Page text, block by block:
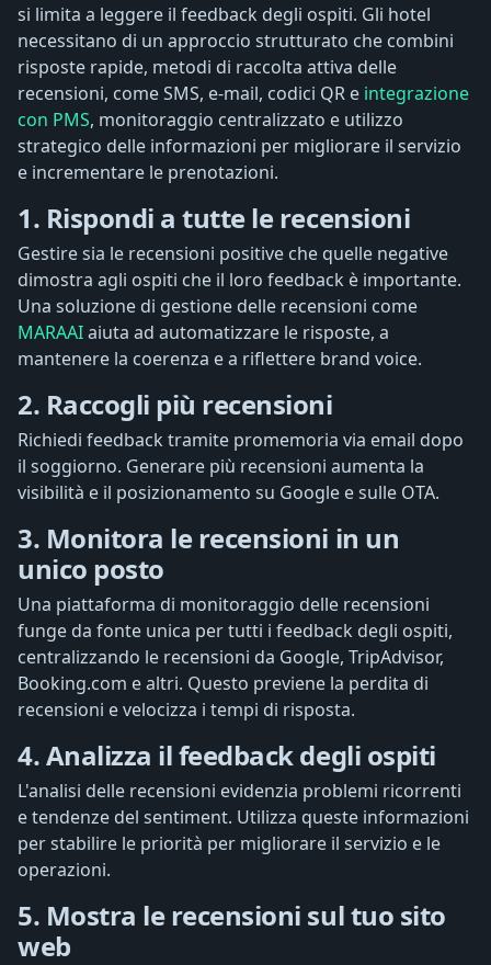
si limita a leggere il feedback degli ospiti. Gli hotel
necessitano di un approccio strutturato che combini
risposte rapide, metodi di raccolta attiva delle
recensioni, come SMS, e-mail, codici QR e integrazione
con PMS, monitoraggio centralizzato e utilizzo
strategico delle informazioni per migliorare il servizio
e incrementare le prenotazioni.
1. Rispondi a tutte le recensioni
Gestire sia le recensioni positive che quelle negative
dimostra agli ospiti che il loro feedback è importante.
Una soluzione di gestione delle recensioni come
MARAAIaiuta ad automatizzare le risposte, a
mantenere la coerenza e a riflettere brand voice.
2. Raccogli più recensioni
Richiedi feedback tramite promemoria via email dopo
il soggiorno. Generare più recensioni aumenta la
visibilità e il posizionamento su Google e sulle OTA.
3. Monitora le recensioni in un
unico posto
Una piattaforma di monitoraggio delle recensioni
funge da fonte unica per tutti i feedback degli ospiti,
centralizzando le recensioni da Google, TripAdvisor,
Booking.com e altri. Questo previene la perdita di
recensioni e velocizza i tempi di risposta.
4. Analizza il feedback degli ospiti
L'analisi delle recensioni evidenzia problemi ricorrenti
e tendenze del sentiment. Utilizza queste informazioni
per stabilire le priorità per migliorare il servizio e le
operazioni.
5. Mostra le recensioni sul tuo sito
web